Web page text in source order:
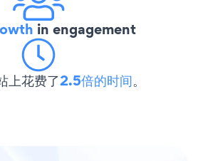
in engagement
上花费了2.5倍的时间。